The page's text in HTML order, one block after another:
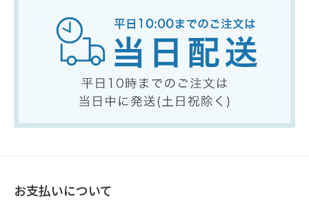
お支払いについて